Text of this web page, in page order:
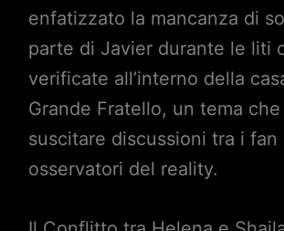
enfatizzato la mancanza di
parte di Javier durante le liti
verificate all’interno della
Grande Fratello, un tema
suscitare discussioni tra i fan
osservatori del reality.